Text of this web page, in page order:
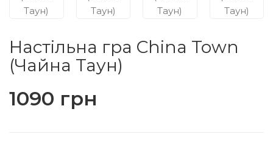
Настільна гра China Town
(Чайна Таун)
1090 грн